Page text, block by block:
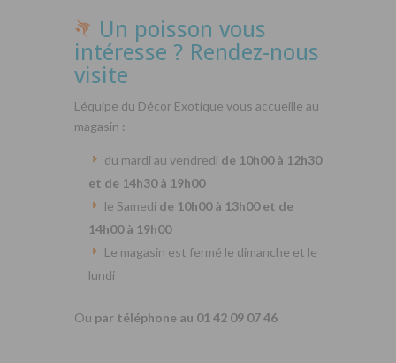
Un poisson vous
intéresse ? Rendez-nous
visite
L’équipe du Décor Exotique vous accueille au
magasin :
du mardi au vendredi de 10h00 à 12h30
et de 14h30 à 19h00
le Samedi de 10h00 à 13h00 et de
14h00 à 19h00
Le magasin est fermé le dimanche et le
lundi
Ou par téléphone au 01 42 09 07 46